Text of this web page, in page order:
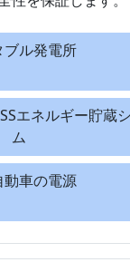
ブル発電所
エネルギー貯蔵
ム
動車の電源